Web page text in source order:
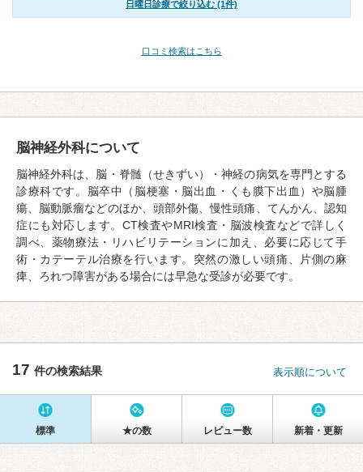
日曜日診療で絞り込む (1件)
口コミ検索はこちら
脳神経外科について
脳神経外科は、脳・脊髄（せきずい）・神経の病気を専門とする
診療科です。脳卒中（脳梗塞・脳出血・くも膜下出血）や脳腫
瘍、脳動脈瘤などのほか、頭部外傷、慢性頭痛、てんかん、認知
症にも対応します。CT検査やMRI検査・脳波検査などで詳しく
調べ、薬物療法・リハビリテーションに加え、必要に応じて手
術・カテーテル治療を行います。突然の激しい頭痛、片側の麻
痺、ろれつ障害がある場合には早急な受診が必要です。
17 件の検索結果 表示順について
標準 ★の数 レビュー数 新着・更新